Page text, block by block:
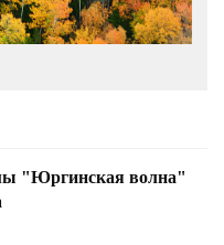
"Юргинская волна"